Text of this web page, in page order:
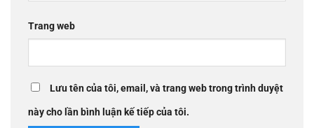
Trang web
Lưu tên của tôi, email, và trang web trong trình duyệt
này cho lần bình luận kế tiếp của tôi.